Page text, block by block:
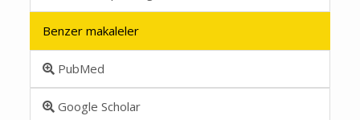
Benzer makaleler
PubMed
Google Scholar